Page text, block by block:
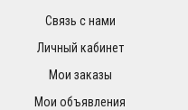
Связь с нами
Личный кабинет
Мои заказы
Мои объявления